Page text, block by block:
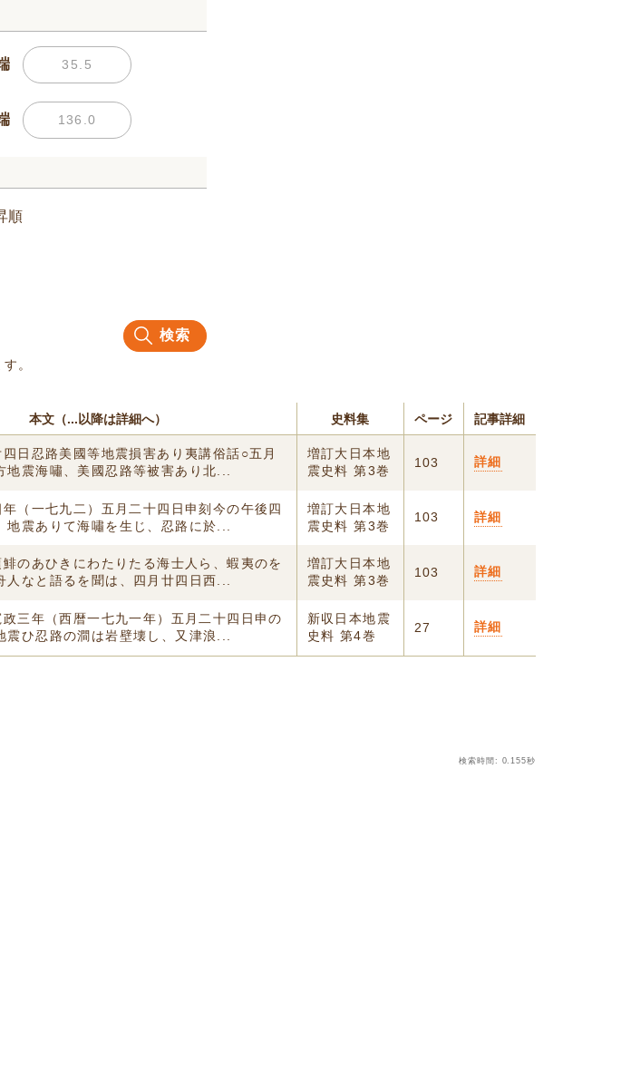
検索
。
本文（...以降は詳細へ） 史料集 ページ 記事詳細
日忍路美國等地震損害あり夷講俗話○五月
地震海嘯、美國忍路等被害あり北...
増訂大日本地
震史料 第3巻
103 詳細
（一七九二）五月二十四日申刻今の午後四
地震ありて海嘯を生じ、忍路に於...
増訂大日本地
震史料 第3巻
103 詳細
のあひきにわたりたる海士人ら、蝦夷のを
人なと語るを聞は、四月廿四日西...
増訂大日本地
震史料 第3巻
103 詳細
年（西暦一七九一年）五月二十四日申の
震ひ忍路の澗は岩壁壊し、又津浪...
新収日本地震
史料 第4巻
27 詳細
検索時間: 0.155秒